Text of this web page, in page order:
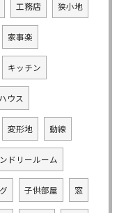
工務店 狭小地
家事楽
キッチン
ウス
変形地 動線
ドリールーム
子供部屋 窓